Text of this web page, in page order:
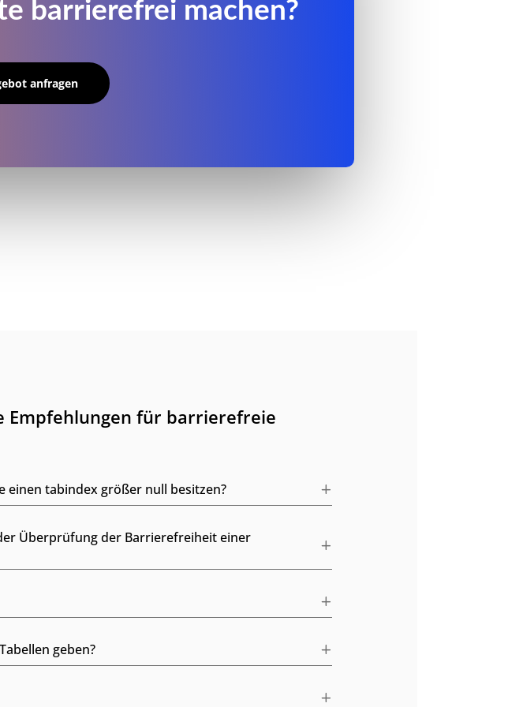
barrierefrei machen?
anfragen
Empfehlungen für barrierefreie
einen tabindex größer null besitzen?
Überprüfung der Barrierefreiheit einer
geben?